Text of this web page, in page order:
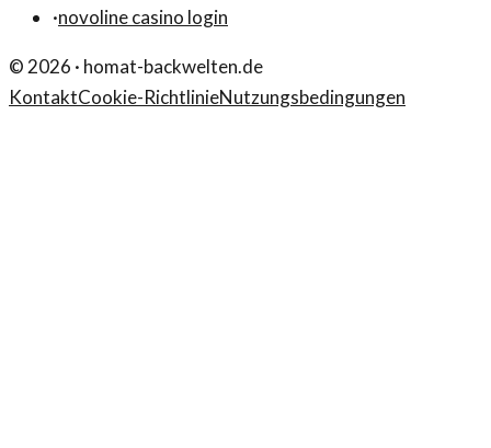
·novoline casino login
© 2026 · homat-backwelten.de
KontaktCookie-RichtlinieNutzungsbedingungen